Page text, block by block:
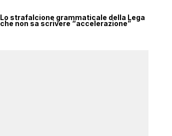
Lo strafalcione grammaticale della Lega
che non sa scrivere “accelerazione”